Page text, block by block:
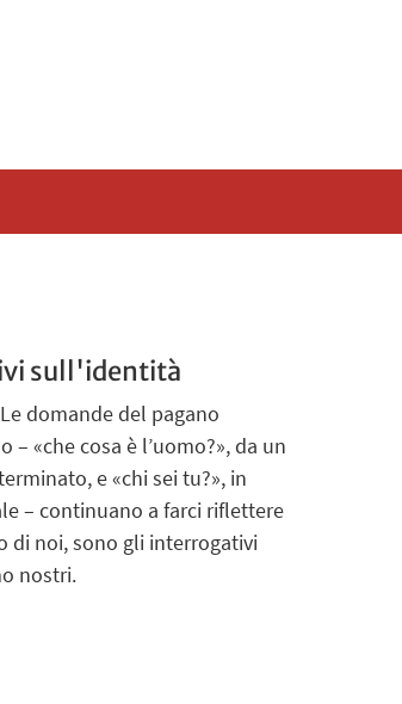
sull'identità
domande del pagano
– «che cosa è l’uomo?», da un
e «chi sei tu?», in
– continuano a farci riflettere
di noi, sono gli interrogativi
nostri.